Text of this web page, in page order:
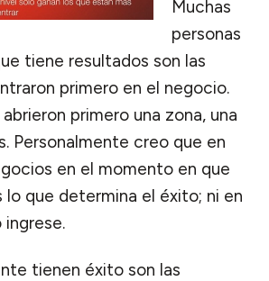
Muchas
personas
tiene resultados son las
primero en el negocio.
primero una zona, una
Personalmente creo que en
en el momento en que
lo que determina el éxito; ni en
ingrese.
tienen éxito son las